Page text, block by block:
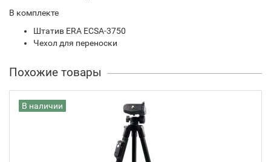
В комплекте
Штатив ERA ECSA-3750
Чехол для переноски
Похожие товары
В наличии